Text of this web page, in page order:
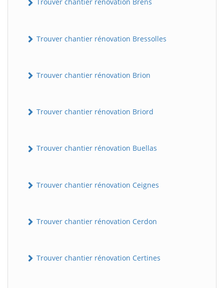
Trouver chantier rénovation Bressolles
Trouver chantier rénovation Brion
Trouver chantier rénovation Briord
Trouver chantier rénovation Buellas
Trouver chantier rénovation Ceignes
Trouver chantier rénovation Cerdon
Trouver chantier rénovation Certines